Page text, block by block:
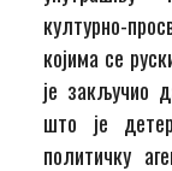
културно-
којима се
је закључио
што је
политичку